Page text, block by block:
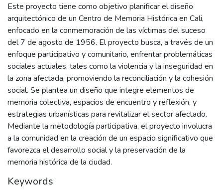
Este proyecto tiene como objetivo planificar el diseño
arquitectónico de un Centro de Memoria Histórica en Cali,
enfocado en la conmemoración de las víctimas del suceso
del 7 de agosto de 1956. El proyecto busca, a través de un
enfoque participativo y comunitario, enfrentar problemáticas
sociales actuales, tales como la violencia y la inseguridad en
la zona afectada, promoviendo la reconciliación y la cohesión
social. Se plantea un diseño que integre elementos de
memoria colectiva, espacios de encuentro y reflexión, y
estrategias urbanísticas para revitalizar el sector afectado.
Mediante la metodología participativa, el proyecto involucra
a la comunidad en la creación de un espacio significativo que
favorezca el desarrollo social y la preservación de la
memoria histórica de la ciudad.
Keywords